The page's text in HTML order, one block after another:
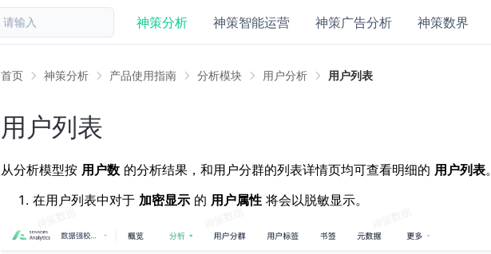
请输入 神策分析 神策智能运营 神策广告分析 神策数界
首页 神策分析 产品使用指南 分析模块 用户分析 用户列表
用户列表
从分析模型按 用户数 的分析结果，和用户分群的列表详情页均可查看明细的 用户列表。
在用户列表中对于 加密显示 的 用户属性 将会以脱敏显示。